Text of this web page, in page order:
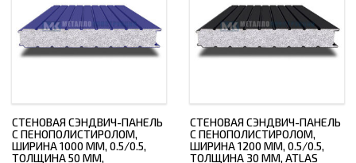
СТЕНОВАЯ СЭНДВИЧ-ПАНЕЛЬ
С ПЕНОПОЛИСТИРОЛОМ,
ШИРИНА 1000 ММ, 0.5/0.5,
ТОЛЩИНА 50 ММ,
СТЕНОВАЯ СЭНДВИЧ-ПАНЕЛЬ
С ПЕНОПОЛИСТИРОЛОМ,
ШИРИНА 1200 ММ, 0.5/0.5,
ТОЛЩИНА 30 ММ, ATLAS